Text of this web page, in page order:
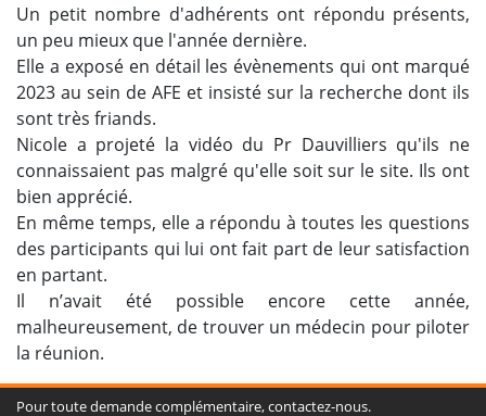
Un petit nombre d'adhérents ont répondu présents,
un peu mieux que l'année dernière.
Elle a exposé en détail les évènements qui ont marqué
2023 au sein de AFE et insisté sur la recherche dont ils
sont très friands.
Nicole a projeté la vidéo du Pr Dauvilliers qu'ils ne
connaissaient pas malgré qu'elle soit sur le site. Ils ont
bien apprécié.
En même temps, elle a répondu à toutes les questions
des participants qui lui ont fait part de leur satisfaction
en partant.
Il n’avait été possible encore cette année,
malheureusement, de trouver un médecin pour piloter
la réunion.
Pour toute demande complémentaire, contactez-nous.